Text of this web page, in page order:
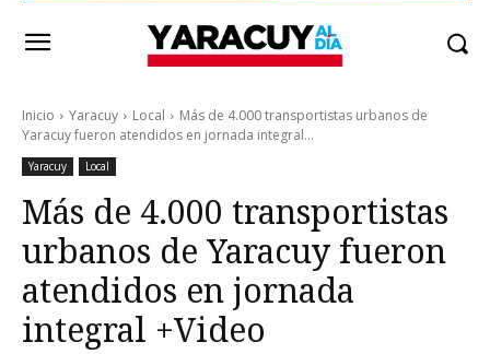
Inicio Yaracuy Local
Más de 4.000 transportistas urbanos de
Yaracuy fueron atendidos en jornada integral...
Yaracuy Local
Más de 4.000 transportistas
urbanos de Yaracuy fueron
atendidos en jornada
integral +Video